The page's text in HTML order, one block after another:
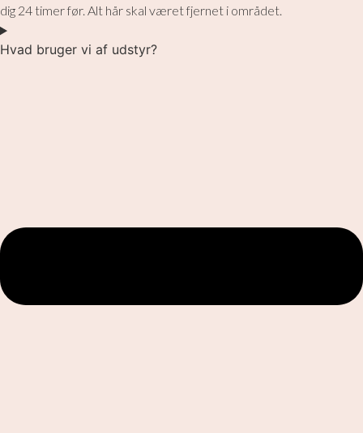
dig 24 timer før. Alt hår skal været fjernet i området.
Hvad bruger vi af udstyr?